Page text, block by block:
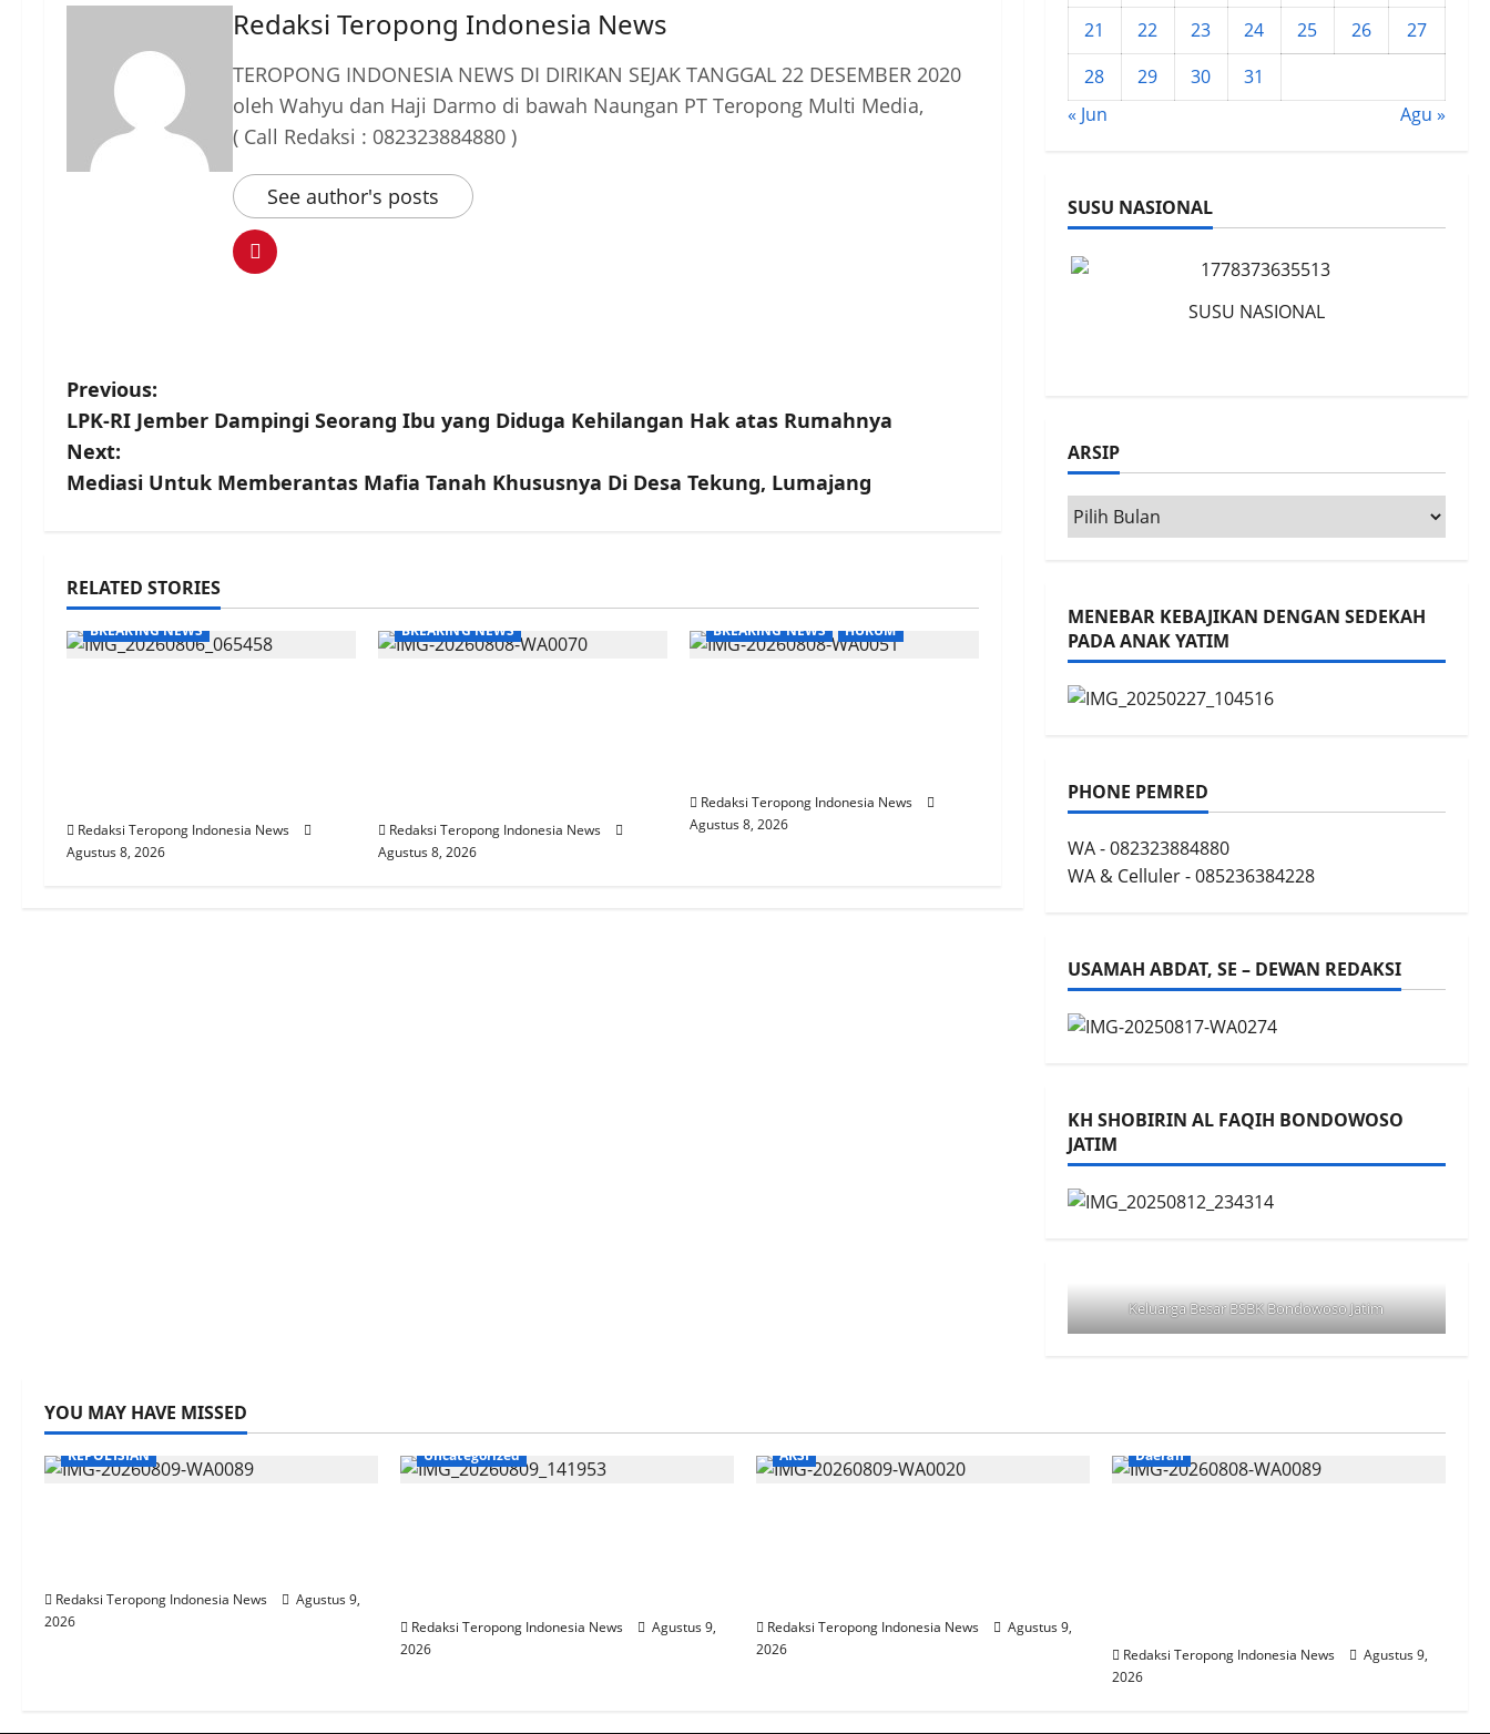
Redaksi Teropong Indonesia News
TEROPONG INDONESIA NEWS DI DIRIKAN SEJAK TANGGAL 22 DESEMBER 2020
oleh Wahyu dan Haji Darmo di bawah Naungan PT Teropong Multi Media,
( Call Redaksi : 082323884880 )
See author's posts
P
o
s
n
a
a
t
Previous:
LPK-RI Jember Dampingi Seorang Ibu yang Diduga Kehilangan Hak atas Rumahnya
Next:
Mediasi Untuk Memberantas Mafia Tanah Khususnya Di Desa Tekung, Lumajang
RELATED STORIES
BREAKING NEWS
Redaksi Teropong Indonesia News
Agustus 8, 2026
BREAKING NEWS
Redaksi Teropong Indonesia News
Agustus 8, 2026
BREAKING NEWS HUKUM
Redaksi Teropong Indonesia News
Agustus 8, 2026
21
22 23 24 25 26
27
28
29 30
31
« Jun
Agu »
SUSU NASIONAL
SUSU NASIONAL
ARSIP
Arsip
MENEBAR KEBAJIKAN DENGAN SEDEKAH
PADA ANAK YATIM
PHONE PEMRED
WA - 082323884880
WA & Celluler - 085236384228
USAMAH ABDAT, SE – DEWAN REDAKSI
KH SHOBIRIN AL FAQIH BONDOWOSO
JATIM
Keluarga Besar BSBK Bondowoso Jatim
YOU MAY HAVE MISSED
KEPOLISIAN
Redaksi Teropong Indonesia News
Agustus 9,
2026
Uncategorized
Redaksi Teropong Indonesia News
Agustus 9,
2026
AKSI
Redaksi Teropong Indonesia News
Agustus 9,
2026
Daerah
Redaksi Teropong Indonesia News
Agustus 9,
2026